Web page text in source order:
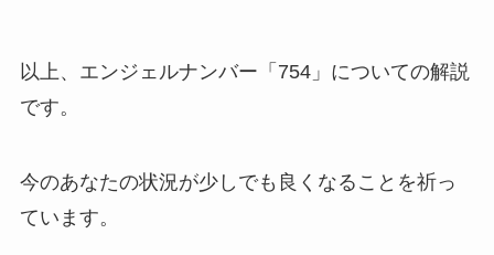
以上、エンジェルナンバー「754」についての解説
です。
今のあなたの状況が少しでも良くなることを祈っ
ています。